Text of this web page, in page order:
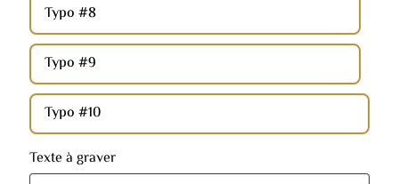
Typo #8
Typo #9
Typo #10
Texte à graver